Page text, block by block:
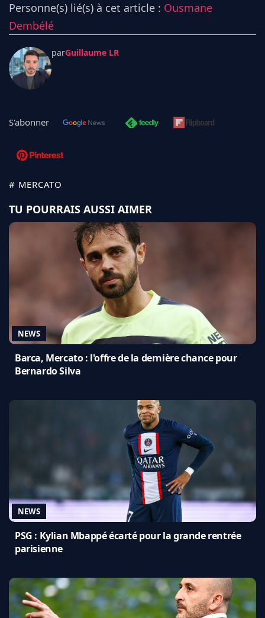
Personne(s) lié(s) à cet article : Ousmane
Dembélé
parGuillaume LR
S'abonner
# MERCATO
TU POURRAIS AUSSI AIMER
NEWS
Barca, Mercato : l'offre de la dernière chance pour
Bernardo Silva
NEWS
PSG : Kylian Mbappé écarté pour la grande rentrée
parisienne